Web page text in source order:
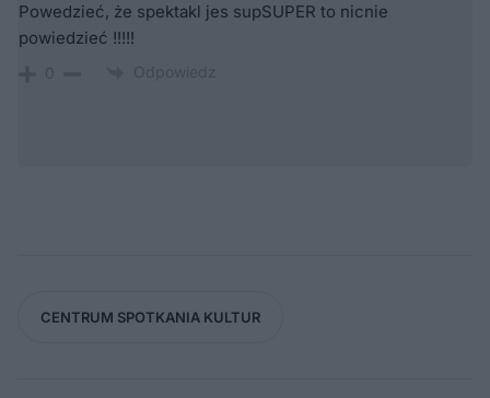
Powedzieć, że spektakl jes supSUPER to nicnie
powiedzieć !!!!!
CENTRUM SPOTKANIA KULTUR